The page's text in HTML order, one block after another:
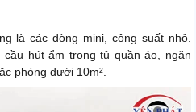
là các dòng mini, công suất nhỏ.
hút ẩm trong tủ quần áo, ngăn
phòng dưới 10m².